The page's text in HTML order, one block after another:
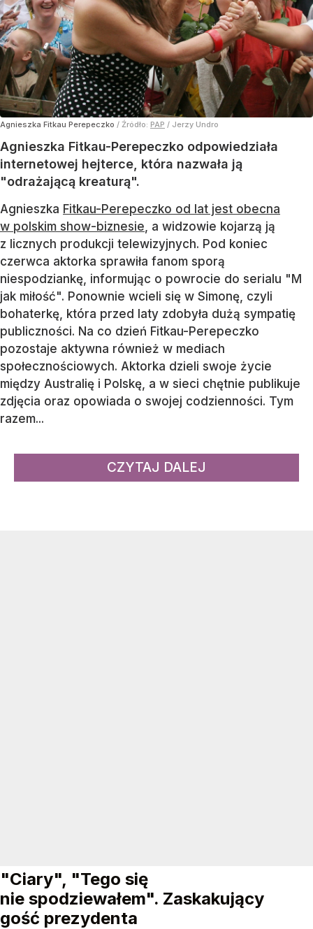
Agnieszka Fitkau Perepeczko / Źródło: PAP / Jerzy Undro
Agnieszka Fitkau-Perepeczko odpowiedziała
internetowej hejterce, która nazwała ją
"odrażającą kreaturą".
Agnieszka Fitkau-Perepeczko od lat jest obecna
w polskim show-biznesie , a widzowie kojarzą ją
z licznych produkcji telewizyjnych. Pod koniec
czerwca aktorka sprawiła fanom sporą
niespodziankę, informując o powrocie do serialu "M
jak miłość". Ponownie wcieli się w Simonę, czyli
bohaterkę, która przed laty zdobyła dużą sympatię
publiczności. Na co dzień Fitkau-Perepeczko
pozostaje aktywna również w mediach
społecznościowych. Aktorka dzieli swoje życie
między Australię i Polskę, a w sieci chętnie publikuje
zdjęcia oraz opowiada o swojej codzienności. Tym
razem...
CZYTAJ DALEJ
"Ciary", "Tego się
nie spodziewałem". Zaskakujący
gość prezydenta